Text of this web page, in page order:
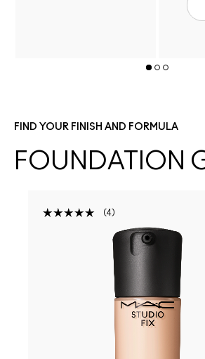
FIND YOUR FINISH AND FORMULA
FOUNDATION
4